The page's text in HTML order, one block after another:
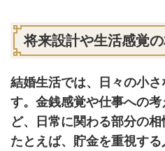
将来設計や生活感覚
結婚生活では、日々の小
す。金銭感覚や仕事への
ど、日常に関わる部分の相
たとえば、貯金を重視す